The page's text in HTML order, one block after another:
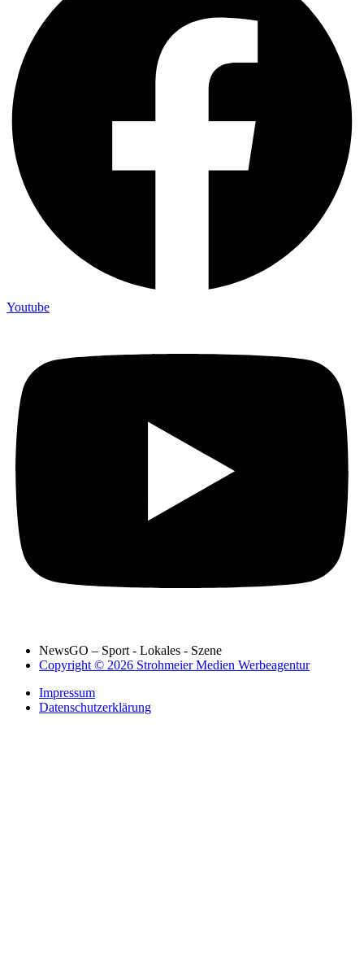
Youtube
NewsGO – Sport - Lokales - Szene
Copyright © 2026 Strohmeier Medien Werbeagentur
Impressum
Datenschutzerklärung